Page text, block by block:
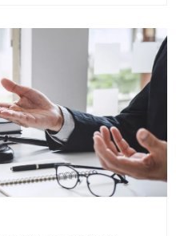
seine Klimaziele im […]